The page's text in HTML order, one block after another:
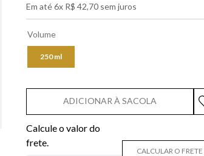
Em até6x R$ 42,70 sem juros
Volume
250 ml
ADICIONAR À SACOLA
CALCULAR O FRETE